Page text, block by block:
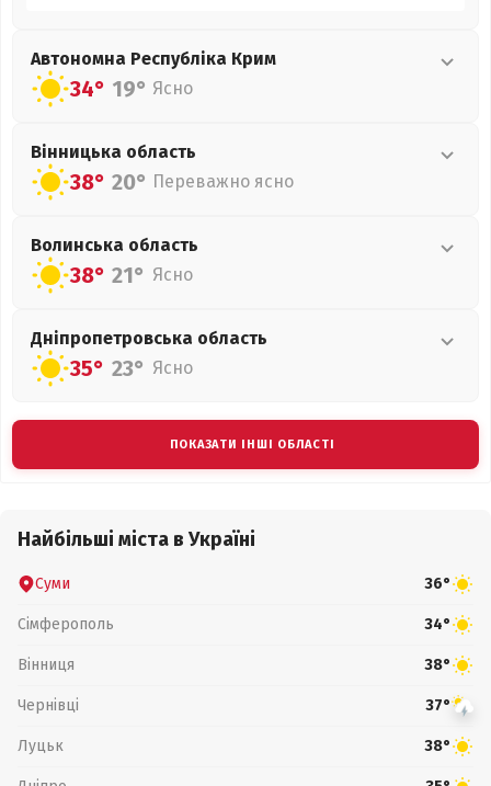
Автономна Республіка Крим
34° 19° Ясно
Вінницька область
38° 20° Переважно ясно
Волинська область
38° 21° Ясно
Дніпропетровська область
35° 23° Ясно
ПОКАЗАТИ ІНШІ ОБЛАСТІ
Найбільші міста в Україні
Суми 36°
Сімферополь 34°
Вінниця 38°
Чернівці 37°
Луцьк 38°